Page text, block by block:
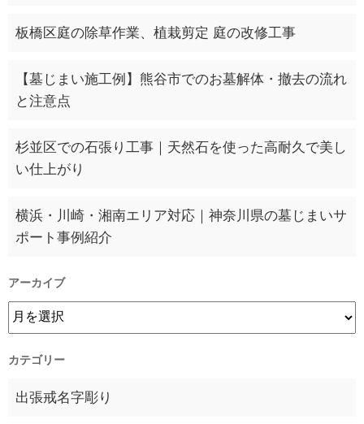
板橋区庭の除草作業、植栽剪定 庭の改修工事
【墓じまい施工例】熊谷市でのお墓解体・撤去の流れ
と注意点
杉並区での石張り工事｜天然石を使った高耐久で美し
い仕上がり
横浜・川崎・湘南エリア対応｜神奈川県の墓じまいサ
ポート事例紹介
アーカイブ
カテゴリー
出張戒名字彫り